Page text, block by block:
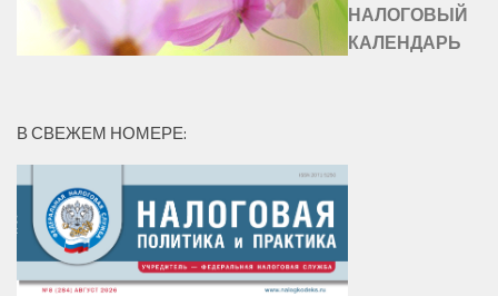
НАЛОГОВЫЙ
КАЛЕНДАРЬ
В СВЕЖЕМ НОМЕРЕ: